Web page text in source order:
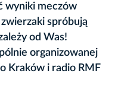
wyniki meczów
spróbują
od Was!
organizowanej
Kraków i radio RMF